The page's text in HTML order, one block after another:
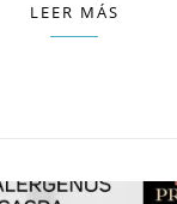
LEER MÁS